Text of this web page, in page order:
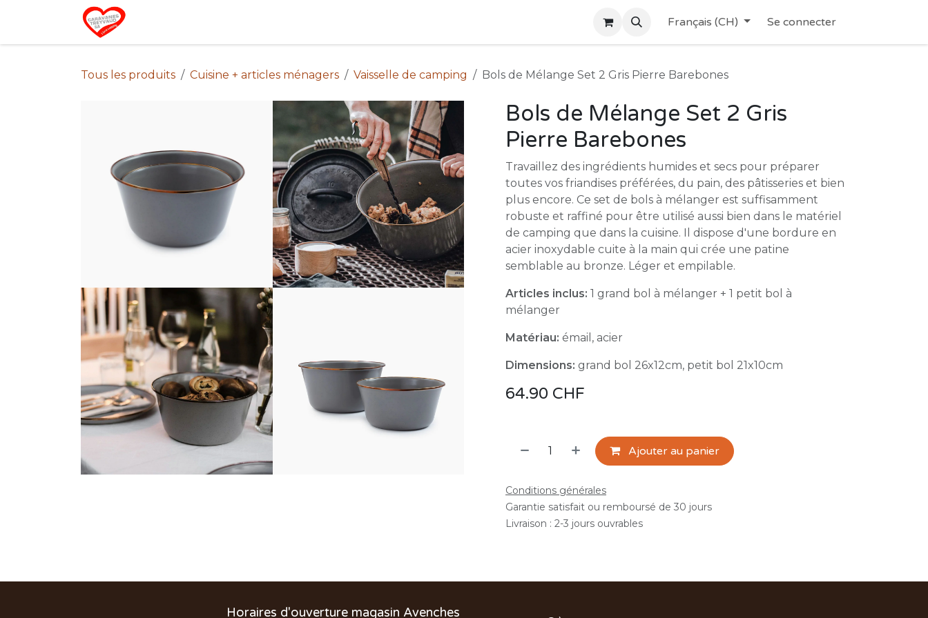
Se rendre au contenu
Français (CH) Se connecter
Tous les produits Cuisine + articles ménagers Vaisselle de camping Bols de Mélange Set 2 Gris Pierre Barebones
Bols de Mélange Set 2 Gris
Pierre Barebones
Travaillez des ingrédients humides et secs pour préparer
toutes vos friandises préférées, du pain, des pâtisseries et bien
plus encore. Ce set de bols à mélanger est suffisamment
robuste et raffiné pour être utilisé aussi bien dans le matériel
de camping que dans la cuisine. Il dispose d'une bordure en
acier inoxydable cuite à la main qui crée une patine
semblable au bronze. Léger et empilable.
Articles inclus: 1 grand bol à mélanger + 1 petit bol à
mélanger
Matériau: émail, acier
Dimensions: grand bol 26x12cm, petit bol 21x10cm
64.90 CHF
Ajouter au panier
Conditions générales
Garantie satisfait ou remboursé de 30 jours
Livraison : 2-3 jours ouvrables
Horaires d'ouverture magasin Avenches